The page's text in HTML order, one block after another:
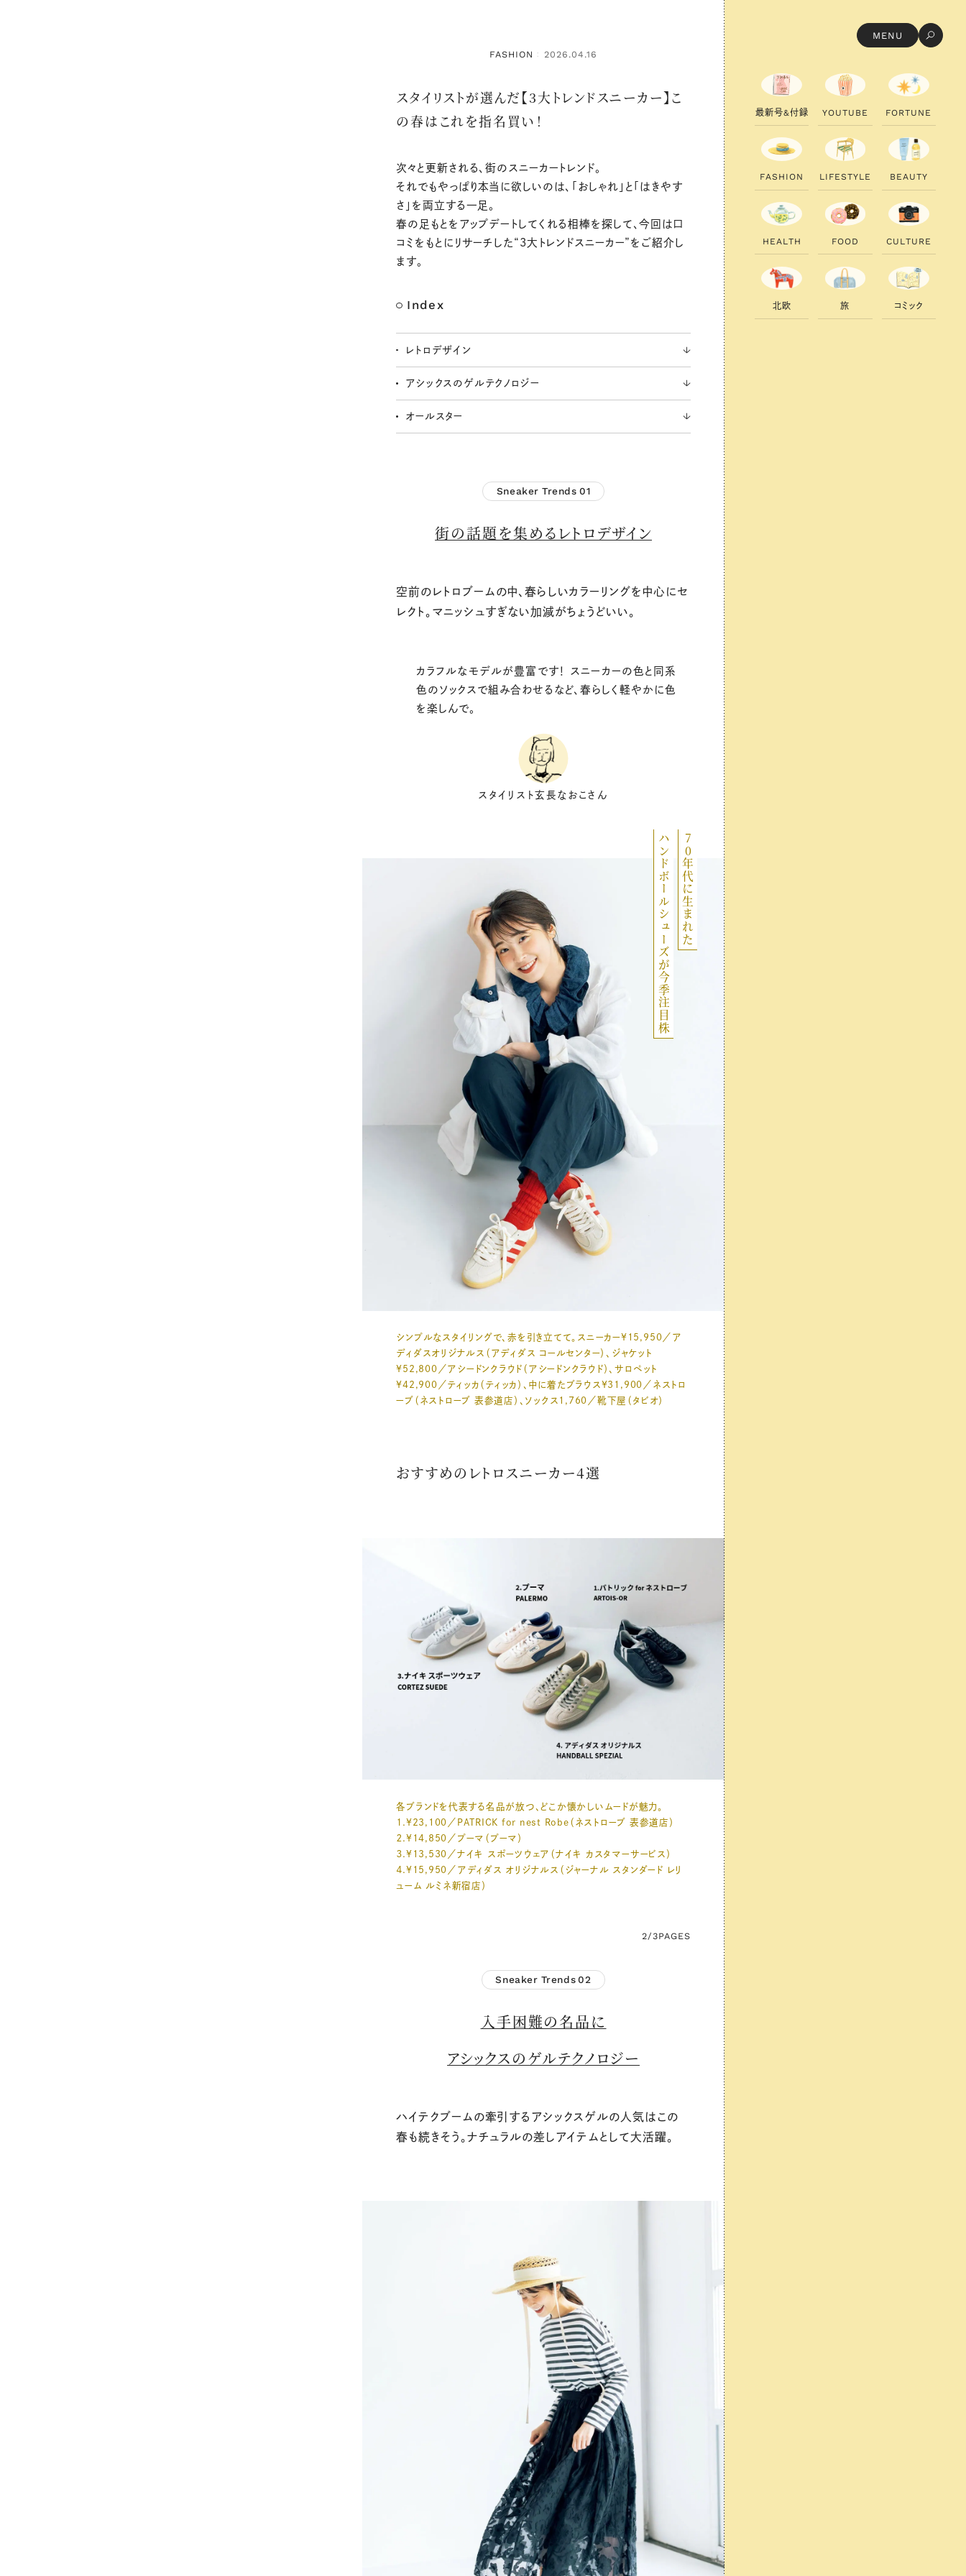
MENU
FASHION ： 2026.04.16
スタイリストが選んだ【3大トレンドスニーカー】こ
の春はこれを指名買い！
次々と更新される、街のスニーカートレンド。
それでもやっぱり本当に欲しいのは、「おしゃれ」と「はきやす
さ」を両立する一足。
春の足もとをアップデートしてくれる相棒を探して、今回は口
コミをもとにリサーチした“3大トレンドスニーカー”をご紹介し
ます。
Index
レトロデザイン
アシックスのゲルテクノロジー
オールスター
Sneaker Trends 01
街の話題を集めるレトロデザイン
空前のレトロブームの中、春らしいカラーリングを中心にセ
レクト。マニッシュすぎない加減がちょうどいい。
カラフルなモデルが豊富です！ スニーカーの色と同系
色のソックスで組み合わせるなど、春らしく軽やかに色
を楽しんで。
スタイリスト玄長なおこさん
70年代に生まれた
ハンドボールシューズが今季注目株
シンプルなスタイリングで、赤を引き立てて。スニーカー¥15,950／ア
ディダスオリジナルス（アディダス コールセンター）、ジャケット
¥52,800／アシードンクラウド（アシードンクラウド）、サロペット
¥42,900／ティッカ（ティッカ）、中に着たブラウス¥31,900／ネストロ
ーブ（ネストローブ 表参道店）、ソックス1,760／靴下屋（タビオ）
おすすめのレトロスニーカー4選
各ブランドを代表する名品が放つ、どこか懐かしいムードが魅力。
１.¥23,100／PATRICK for nest Robe（ネストローブ 表参道店）
２.¥14,850／プーマ（プーマ）
３.¥13,530／ナイキ スポーツウェア（ナイキ カスタマーサービス）
４.¥15,950／アディダス オリジナルス（ジャーナル スタンダード レリ
ューム ルミネ新宿店）
2/3PAGES
Sneaker Trends 02
入手困難の名品に
アシックスのゲルテクノロジー
ハイテクブームの牽引するアシックスゲルの人気はこの
春も続きそう。ナチュラルの差しアイテムとして大活躍。
最新号&付録 YOUTU B E FORTU N E
FAS H ION LI FESTYLE B EAUTY
H EALTH FOOD CU LTU RE
北欧 旅 コ ミ ック